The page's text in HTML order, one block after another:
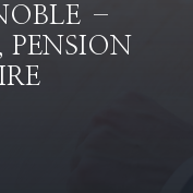
–
PENSION